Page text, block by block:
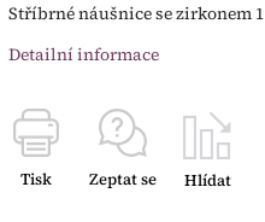
Stříbrné náušnice se zirkonem
Detailní informace
Tisk Zeptat se Hlídat